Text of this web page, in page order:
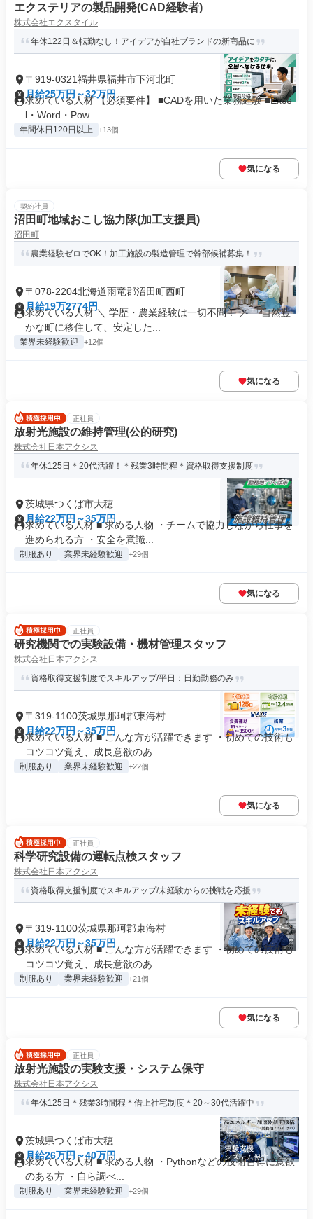
エクステリアの製品開発(CAD経験者)
株式会社エクスタイル
年休122日＆転勤なし！アイデアが自社ブランドの新商品に
〒919-0321福井県福井市下河北町
月給25万円～32万円
求めている人材 【必須要件】 ■CADを用いた業務経験 ■Exce
l・Word・Pow...
年間休日120日以上 +13個
気になる
契約社員
沼田町地域おこし協力隊(加工支援員)
沼田町
農業経験ゼロでOK！加工施設の製造管理で幹部候補募集！
〒078-2204北海道雨竜郡沼田町西町
月給19万2774円
求めている人材 ＼ 学歴・農業経験は一切不問！ ／ 「自然豊
かな町に移住して、安定した...
業界未経験歓迎 +12個
気になる
正社員
放射光施設の維持管理(公的研究)
株式会社日本アクシス
年休125日＊20代活躍！＊残業3時間程＊資格取得支援制度
茨城県つくば市大穂
月給22万円～35万円
求めている人材 ■ 求める人物 ・チームで協力しながら仕事を
進められる方 ・安全を意識...
制服あり 業界未経験歓迎 +29個
気になる
正社員
研究機関での実験設備・機材管理スタッフ
株式会社日本アクシス
資格取得支援制度でスキルアップ/平日：日勤勤務のみ
〒319-1100茨城県那珂郡東海村
月給22万円～35万円
求めている人材 ■ こんな方が活躍できます ・初めての技術も
コツコツ覚え、成長意欲のあ...
制服あり 業界未経験歓迎 +22個
気になる
正社員
科学研究設備の運転点検スタッフ
株式会社日本アクシス
資格取得支援制度でスキルアップ/未経験からの挑戦を応援
〒319-1100茨城県那珂郡東海村
月給22万円～35万円
求めている人材 ■ こんな方が活躍できます ・初めての技術も
コツコツ覚え、成長意欲のあ...
制服あり 業界未経験歓迎 +21個
気になる
正社員
放射光施設の実験支援・システム保守
株式会社日本アクシス
年休125日＊残業3時間程＊借上社宅制度＊20～30代活躍中
茨城県つくば市大穂
月給26万円～40万円
求めている人材 ■ 求める人物 ・Pythonなどの技術習得に意欲
のある方 ・自ら調べ...
制服あり 業界未経験歓迎 +29個